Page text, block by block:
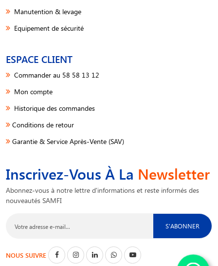
Manutention & levage
Equipement de sécurité
ESPACE CLIENT
Commander au 58 58 13 12
Mon compte
Historique des commandes
Conditions de retour
Garantie & Service Après-Vente (SAV)
Inscrivez-Vous À La Newsletter
Abonnez-vous à notre lettre d'informations et reste informés des
nouveautés SAMFI
S'ABONNER
NOUS SUIVRE